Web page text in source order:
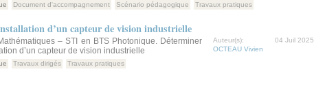
Document d'accompagnement Scénario pédagogique Travaux pratiques
d’un capteur de vision industrielle
04 Juil 2025
Auteur(s):
OCTEAU Vivien
– STI en BTS Photonique. Déterminer
d’un capteur de vision industrielle
Travaux dirigés Travaux pratiques